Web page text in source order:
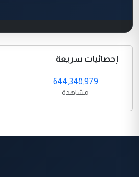
إحصائيات سريعة
644,348,979
مشاهدة